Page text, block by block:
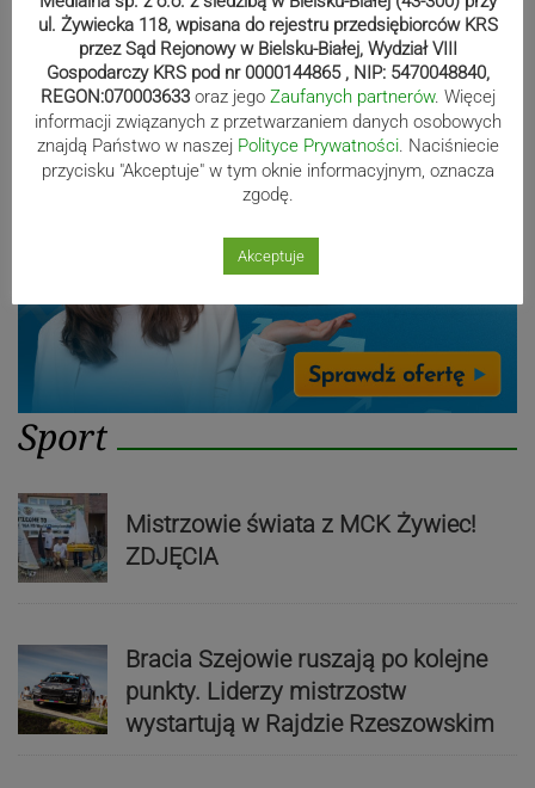
Reklama
Sport
Mistrzowie świata z MCK Żywiec!
ZDJĘCIA
Bracia Szejowie ruszają po kolejne
punkty. Liderzy mistrzostw
wystartują w Rajdzie Rzeszowskim
ul. Żywiecka 118, wpisana do rejestru przedsiębiorców KRS
przez Sąd Rejonowy w Bielsku-Białej, Wydział VIII
Gospodarczy KRS pod nr 0000144865 , NIP: 5470048840,
REGON:070003633 oraz jego Zaufanych partnerów. Więcej
informacji związanych z przetwarzaniem danych osobowych
znajdą Państwo w naszej Polityce Prywatności. Naciśniecie
przycisku "Akceptuje" w tym oknie informacyjnym, oznacza
zgodę.
Akceptuje